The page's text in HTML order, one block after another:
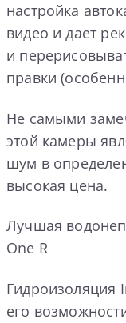
настройка
видео и дает
и
правки
Не самыми
этой камеры
шум в
высокая цена.
Лучшая
One R
Гидроизоляция
его